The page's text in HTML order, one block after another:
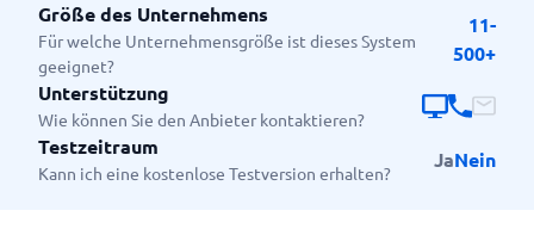
Größe des Unternehmens
Für welche Unternehmensgröße ist dieses System
geeignet?
11-
500+
Unterstützung
Wie können Sie den Anbieter kontaktieren?
Testzeitraum
Kann ich eine kostenlose Testversion erhalten?
JaNein